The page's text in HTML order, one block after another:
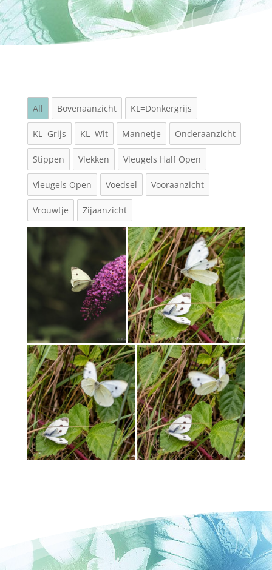
All Bovenaanzicht KL=Donkergrijs
KL=Grijs KL=Wit Mannetje Onderaanzicht
Stippen Vlekken Vleugels Half Open
Vleugels Open Voedsel Vooraanzicht
Vrouwtje Zijaanzicht